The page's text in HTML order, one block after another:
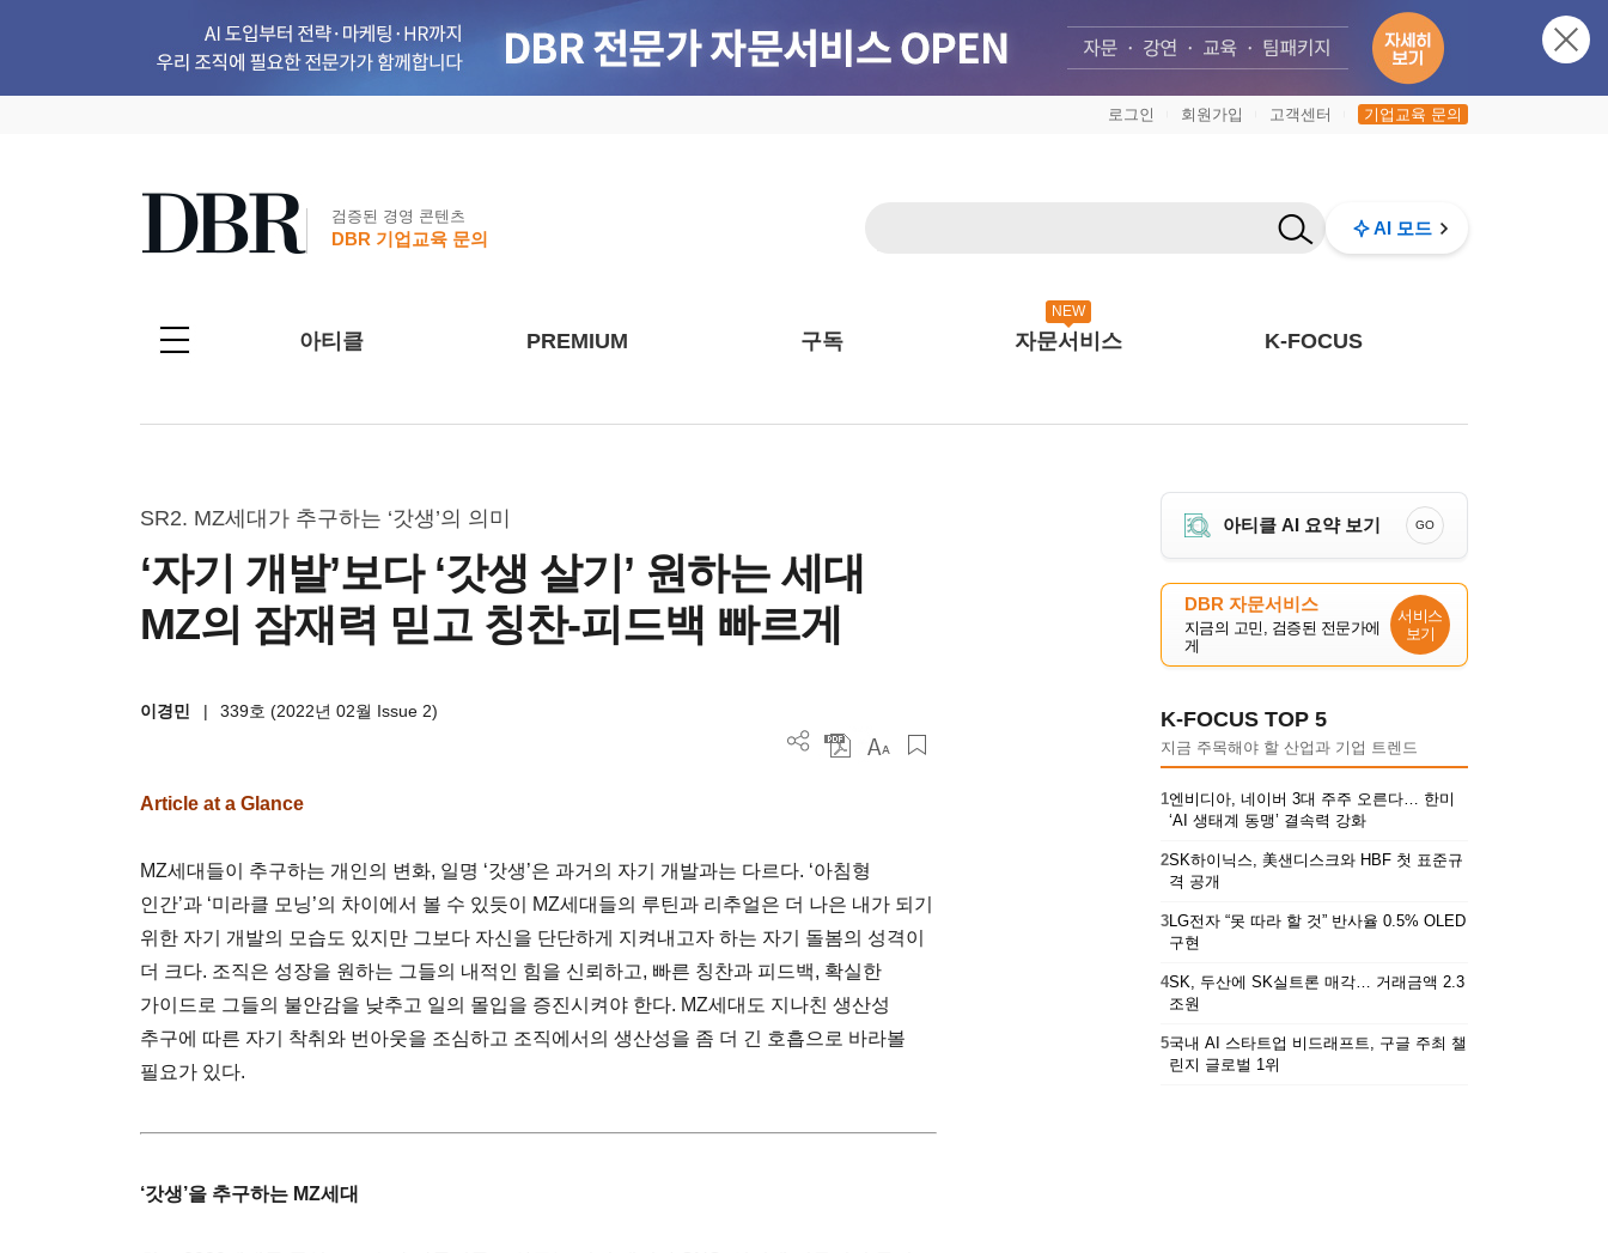
로그인 회원가입 고객센터 기업교육 문의
검증된 경영 콘텐츠
DBR 기업교육 문의
AI 모드
아티클 PREMIUM 구독
NEW
자문서비스 K-FOCUS
SR2. MZ세대가 추구하는 ‘갓생’의 의미
‘자기 개발’보다 ‘갓생 살기’ 원하는 세대
MZ의 잠재력 믿고 칭찬-피드백 빠르게
이경민 | 339호 (2022년 02월 Issue 2)
Article at a Glance
MZ세대들이 추구하는 개인의 변화, 일명 ‘갓생’은 과거의 자기 개발과는 다르다. ‘아침형
인간’과 ‘미라클 모닝’의 차이에서 볼 수 있듯이 MZ세대들의 루틴과 리추얼은 더 나은 내가 되기
위한 자기 개발의 모습도 있지만 그보다 자신을 단단하게 지켜내고자 하는 자기 돌봄의 성격이
더 크다. 조직은 성장을 원하는 그들의 내적인 힘을 신뢰하고, 빠른 칭찬과 피드백, 확실한
가이드로 그들의 불안감을 낮추고 일의 몰입을 증진시켜야 한다. MZ세대도 지나친 생산성
추구에 따른 자기 착취와 번아웃을 조심하고 조직에서의 생산성을 좀 더 긴 호흡으로 바라볼
필요가 있다.
‘갓생’을 추구하는 MZ세대
아티클 AI 요약 보기 GO
DBR 자문서비스
지금의 고민, 검증된 전문가에
게
서비스
보기
K-FOCUS TOP 5
지금 주목해야 할 산업과 기업 트렌드
1엔비디아, 네이버 3대 주주 오른다… 한미
‘AI 생태계 동맹’ 결속력 강화
2SK하이닉스, 美샌디스크와 HBF 첫 표준규
격 공개
3LG전자 “못 따라 할 것” 반사율 0.5% OLED
구현
4SK, 두산에 SK실트론 매각… 거래금액 2.3
조원
5국내 AI 스타트업 비드래프트, 구글 주최 챌
린지 글로벌 1위